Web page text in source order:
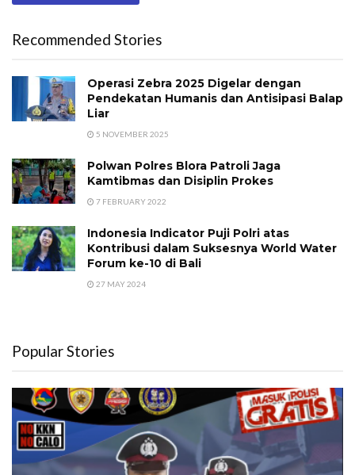
Recommended Stories
Operasi Zebra 2025 Digelar dengan
Pendekatan Humanis dan Antisipasi Balap
Liar
5 NOVEMBER 2025
Polwan Polres Blora Patroli Jaga
Kamtibmas dan Disiplin Prokes
7 FEBRUARY 2022
Indonesia Indicator Puji Polri atas
Kontribusi dalam Suksesnya World Water
Forum ke-10 di Bali
27 MAY 2024
Popular Stories